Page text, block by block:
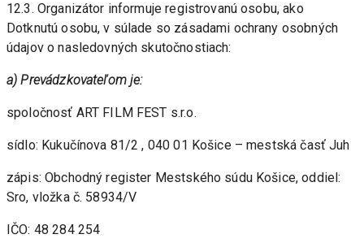
12.3. Organizátor informuje registrovanú osobu, ako
Dotknutú osobu, v súlade so zásadami ochrany osobných
údajov o nasledovných skutočnostiach:
a) Prevádzkovateľom je:
spoločnosť ART FILM FEST s.r.o.
sídlo: Kukučínova 81/2 , 040 01 Košice – mestská časť Juh
zápis: Obchodný register Mestského súdu Košice, oddiel:
Sro, vložka č. 58934/V
IČO: 48 284 254